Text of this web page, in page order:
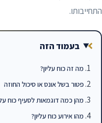
התחייבותו.
בעמוד הזה
מה זה כוח עליון?
פטור בשל אונס או סיכול החוזה
מהן כמה דוגמאות לסעיף כוח
מהו אירוע כוח עליון?